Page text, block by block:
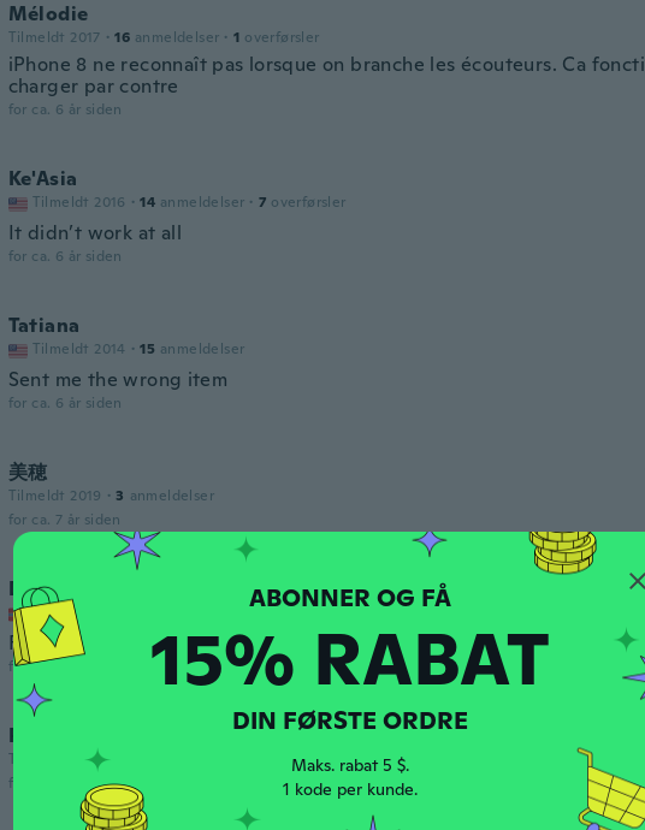
Mélodie
Tilmeldt 2017 · 16 anmeldelser · 1 overførsler
iPhone 8 ne reconnaît pas lorsque on branche les écouteurs. Ca
charger par contre
for ca. 6 år siden
Ke'Asia
Tilmeldt 2016 · 14 anmeldelser · 7 overførsler
It didn’t work at all
for ca. 6 år siden
Tatiana
Tilmeldt 2014 · 15 anmeldelser
Sent me the wrong item
for ca. 6 år siden
美穂
Tilmeldt 2019 · 3 anmeldelser
for ca. 7 år siden
Daniel
Tilmeldt 2017
Funker ikke aldri funka
for ca. 7 år siden
Phillip
Tilmeldt 2015 ·
overførsler
for ca. 7 år siden
15% RABAT
DIN FØRSTE ORDRE
Maks. rabat 5 $.
1 kode per kunde.